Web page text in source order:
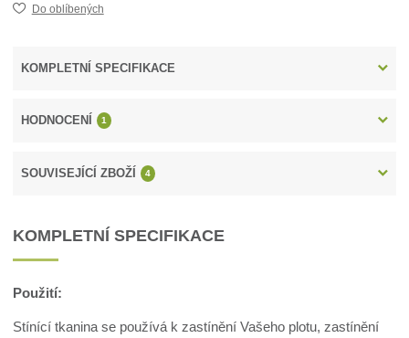
Do oblíbených
KOMPLETNÍ SPECIFIKACE
HODNOCENÍ 1
SOUVISEJÍCÍ ZBOŽÍ 4
KOMPLETNÍ SPECIFIKACE
Použití:
Stínící tkanina se používá k zastínění Vašeho plotu, zastínění